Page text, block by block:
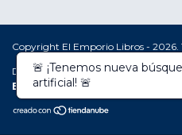
Copyright El Emporio Libros - 2026.
Defensa de las y los consumidores.
Botón de arrepentimiento
🚨 ¡Tenemos nueva
artificial! 🚨